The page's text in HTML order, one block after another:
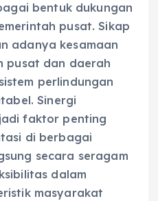
bentuk dukungan
pusat. Sikap
adanya kesamaan
pusat dan daerah
perlindungan
Sinergi
faktor penting
di berbagai
secara seragam
dalam
masyarakat